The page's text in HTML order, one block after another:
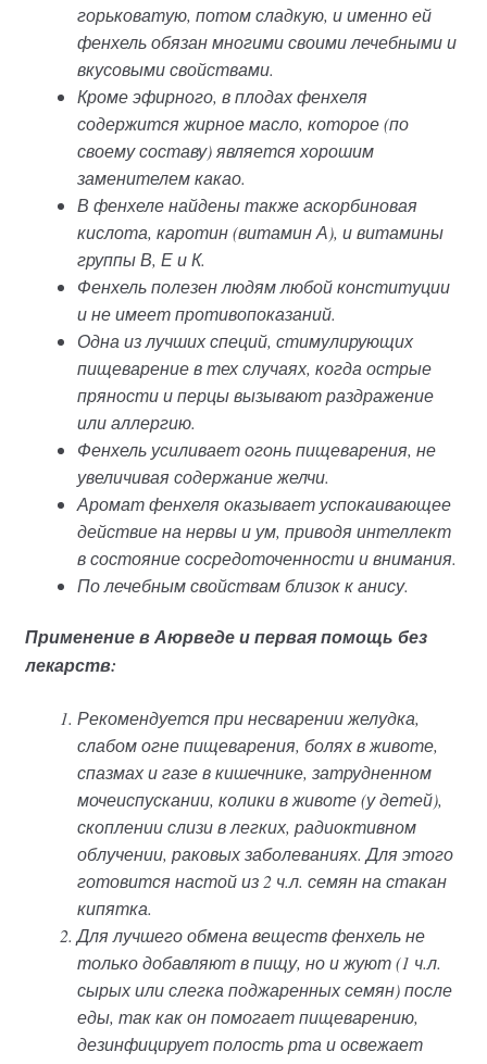
горьковатую, потом сладкую, и именно ей
фенхель обязан многими своими лечебными и
вкусовыми свойствами.
Кроме эфирного, в плодах фенхеля
содержится жирное масло, которое (по
своему составу) является хорошим
заменителем какао.
В фенхеле найдены также аскорбиновая
кислота, каротин (витамин А), и витамины
группы В, Е и К.
Фенхель полезен людям любой конституции
и не имеет противопоказаний.
Одна из лучших специй, стимулирующих
пищеварение в тех случаях, когда острые
пряности и перцы вызывают раздражение
или аллергию.
Фенхель усиливает огонь пищеварения, не
увеличивая содержание желчи.
Аромат фенхеля оказывает успокаивающее
действие на нервы и ум, приводя интеллект
в состояние сосредоточенности и внимания.
По лечебным свойствам близок к анису.
Применение в Аюрведе и первая помощь без
лекарств:
Рекомендуется при несварении желудка,
слабом огне пищеварения, болях в животе,
спазмах и газе в кишечнике, затрудненном
мочеиспускании, колики в животе (у детей),
скоплении слизи в легких, радиоктивном
облучении, раковых заболеваниях. Для этого
готовится настой из 2 ч.л. семян на стакан
кипятка.
Для лучшего обмена веществ фенхель не
только добавляют в пищу, но и жуют (1 ч.л.
сырых или слегка поджаренных семян) после
еды, так как он помогает пищеварению,
дезинфицирует полость рта и освежает